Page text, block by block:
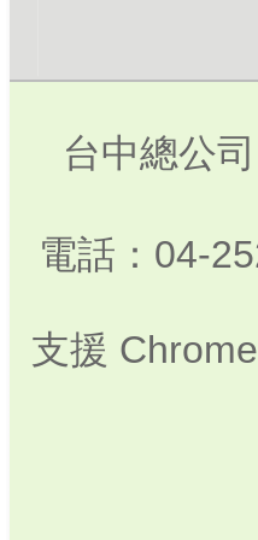
台中總公
電話：04-
支援